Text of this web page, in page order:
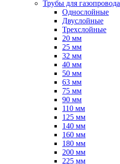
Трубы для газопровода
Однослойные
Двуслойные
Трехслойные
20 мм
25 мм
32 мм
40 мм
50 мм
63 мм
75 мм
90 мм
110 мм
125 мм
140 мм
160 мм
180 мм
200 мм
225 мм